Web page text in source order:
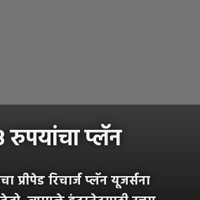
प्लॅन
प्रीपेड रिचार्ज प्लॅन यूजर्सना